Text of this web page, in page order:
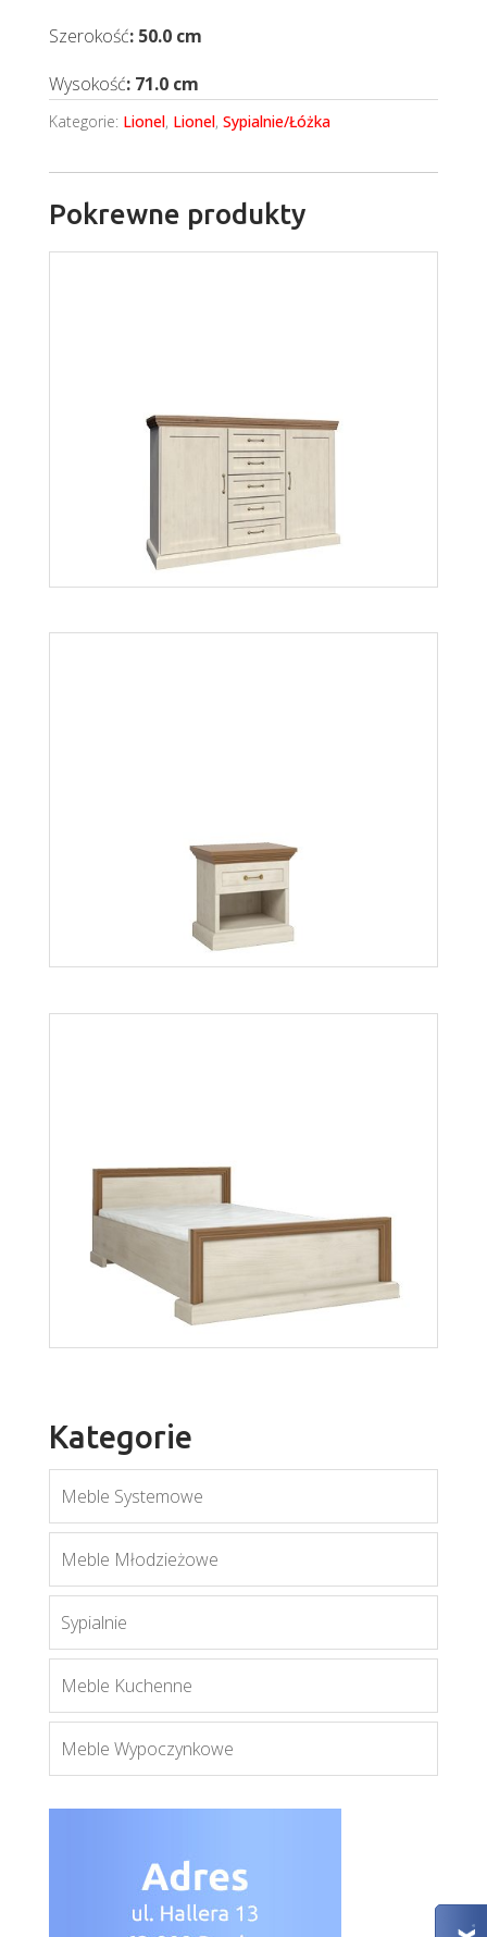
Szerokość: 50.0 cm
Wysokość: 71.0 cm
Kategorie: Lionel, Lionel, Sypialnie/Łóżka
Pokrewne produkty
Royal K2D
Więcej
Royal SN
Więcej
Kategorie
Meble Systemowe
Meble Młodzieżowe
Sypialnie
Meble Kuchenne
Meble Wypoczynkowe